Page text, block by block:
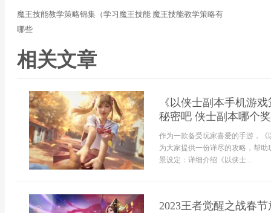
魔王技能教学策略锦集（学习魔王技能 魔王技能教学策略有
哪些
相关文章
《以侠士副本手机游
秘密吧 侠士副本哪个
作为一款备受玩家喜爱的手游，
为大家提供一份详尽的攻略，帮
景设定：详细介绍《以侠士...
2023王者觉醒之战春